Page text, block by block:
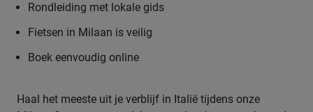
Rondleiding met lokale gids
Fietsen in Milaan is veilig
Boek eenvoudig online
Haal het meeste uit je verblijf in Italië tijdens onze